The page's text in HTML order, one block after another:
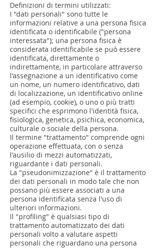
Definizioni di termini utilizzati:
I "dati personali" sono tutte le
informazioni relative a una persona fisica
identificata o identificabile ("persona
interessata"); una persona fisica è
considerata identificabile se può essere
identificata, direttamente o
indirettamente, in particolare attraverso
l'assegnazione a un identificativo come
un nome, un numero identificativo, dati
di localizzazione, un identificativo online
(ad esempio, cookie), o uno o più tratti
specifici che esprimono l'identità fisica,
fisiologica, genetica, psichica, economica,
culturale o sociale della persona.
Il termine "trattamento" comprende ogni
operazione effettuata, con o senza
l'ausilio di mezzi automatizzati,
riguardante i dati personali.
La "pseudonimizzazione" è il trattamento
dei dati personali in modo tale che non
possano più essere associati a una
persona identificata senza l'uso di
ulteriori informazioni.
Il "profiling" è qualsiasi tipo di
trattamento automatizzato dei dati
personali volto a valutare aspetti
personali che riguardano una persona